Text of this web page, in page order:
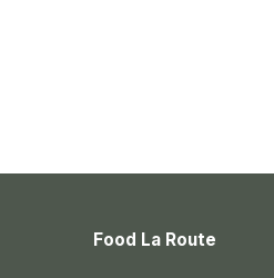
Food La Route